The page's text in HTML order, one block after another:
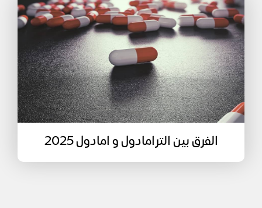
الفرق بين الترامادول و امادول 2025